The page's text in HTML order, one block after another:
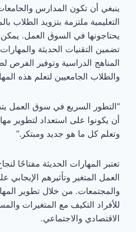
ينبغي أن تكون المدارس
التعليمية ملتزمة بتزويد الطلاب
يحتاجونها في السوق العمل.
تضمين التقنيات الحديثة
المناهج الدراسية وتوفير الفرص
والطلاب الجامعيين لتعلم هذه
“التطور السريع في سوق العمل
أن يكونوا على استعداد لتطوير
وتعلم كل ما هو جديد ومبتكر.”
تعتبر المهارات الحديثة مفتاحًا
العمل المتغير وتأثيرهم الإيجابي
والمجتمعات. من خلال تطوير
للأفراد التكيف مع المتغيرات
الاقتصادي والاجتماعي.